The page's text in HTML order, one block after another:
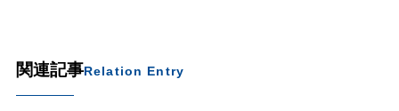
関連記事Relation Entry